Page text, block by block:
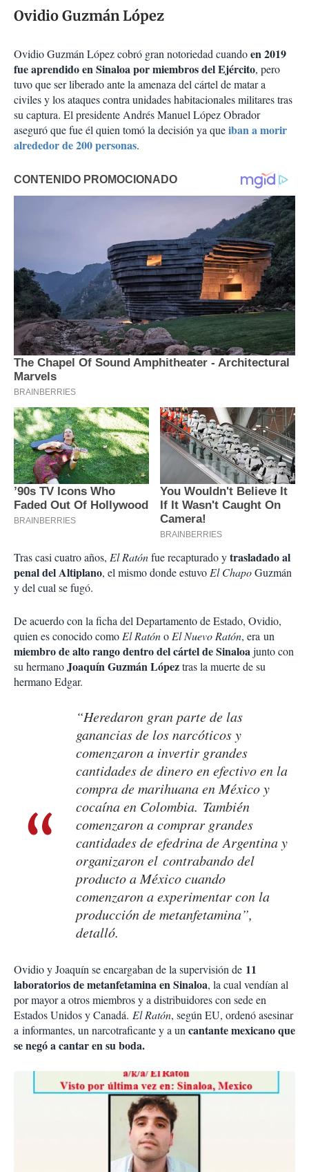
Ovidio Guzmán López
Ovidio Guzmán López cobró gran notoriedad cuandoen 2019
fue aprendido en Sinaloa por miembros del Ejército, pero
tuvo que ser liberado ante la amenaza del cártel de matar a
civiles y los ataques contra unidades habitacionales militares tras
su captura. El presidente Andrés Manuel López Obrador
aseguró que fue él quien tomó la decisión ya queiban a morir
alrededor de 200 personas.
Tras casi cuatro años, El Ratónfue recapturado ytrasladado al
penal del Altiplano, el mismo donde estuvo El ChapoGuzmán
y del cual se fugó.
De acuerdo con la ficha del Departamento de Estado, Ovidio,
quien es conocido como El Ratóno El Nuevo Ratón, era un
miembro de alto rango dentro del cártel de Sinaloajunto con
su hermanoJoaquín Guzmán Lópeztras la muerte de su
hermano Edgar.
“Heredaron gran parte de las
ganancias de los narcóticos y
comenzaron a invertir grandes
cantidades de dinero en efectivo en la
compra de marihuana en México y
cocaína en Colombia. También
comenzaron a comprar grandes
cantidades de efedrina de Argentina y
organizaron el contrabando del
producto a México cuando
comenzaron a experimentar con la
producción de metanfetamina”,
detalló.
Ovidio y Joaquín se encargaban de la supervisión de 11
laboratorios de metanfetamina en Sinaloa, la cual vendían al
por mayor a otros miembros y a distribuidores con sede en
Estados Unidos y Canadá. El Ratón, según EU, ordenó asesinar
a informantes, un narcotraficante y a un cantante mexicano que
se negó a cantar en su boda.